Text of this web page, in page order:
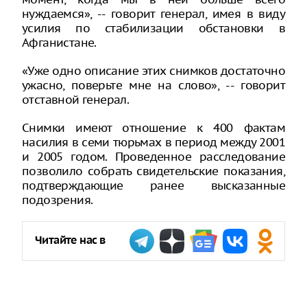
нуждаемся», -- говорит генерал, имея в виду
усилия по стабилизации обстановки в
Афганистане.
«Уже одно описание этих снимков достаточно
ужасно, поверьте мне на слово», -- говорит
отставной генерал.
Снимки имеют отношение к 400 фактам
насилия в семи тюрьмах в период между 2001
и 2005 годом. Проведенное расследование
позволило собрать свидетельские показания,
подтверждающие ранее высказанные
подозрения.
Читайте нас в